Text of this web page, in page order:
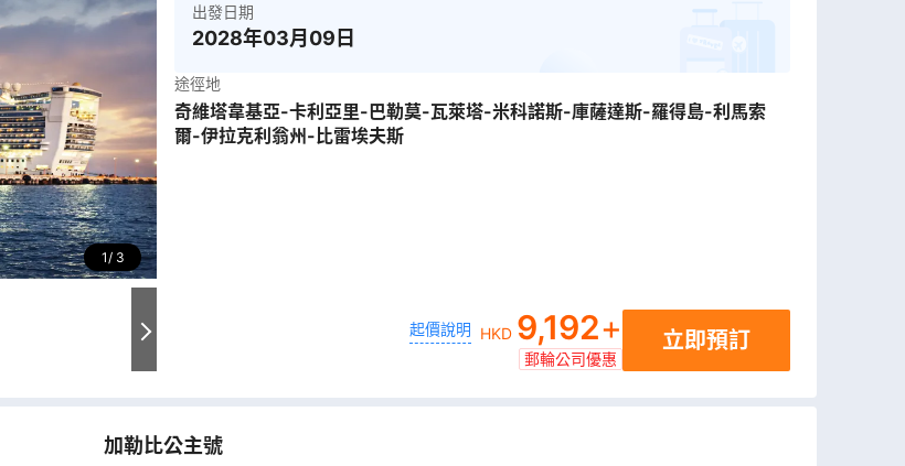
1 3
出發日期
2028年03月09日
途徑地
奇維塔韋基亞-卡利亞里-巴勒莫-瓦萊塔-米科諾斯-庫薩達斯-羅得島-利馬索
爾-伊拉克利翁州-比雷埃夫斯
起價說明 HKD 9,192+
郵輪公司優惠
立即預訂
加勒比公主號